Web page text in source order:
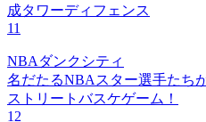
成タワーディフェンス
11
NBAダンクシティ
名だたるNBAスター選手たち
ストリートバスケゲーム！
12